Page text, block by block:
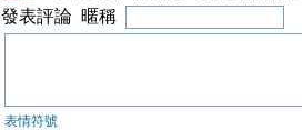
發表評論 暱稱
表情符號